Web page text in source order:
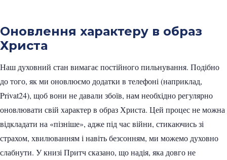
Оновлення характеру в образ
Христа
Наш духовний стан вимагає постійного пильнування. Подібно
до того, як ми оновлюємо додатки в телефоні (наприклад,
Privat24), щоб вони не давали збоїв, нам необхідно регулярно
оновлювати свій характер в образ Христа. Цей процес не можна
відкладати на «пізніше», адже під час війни, стикаючись зі
страхом, хвилюванням і навіть безсонням, ми можемо духовно
слабнути. У книзі Притч сказано, що надія, яка довго не